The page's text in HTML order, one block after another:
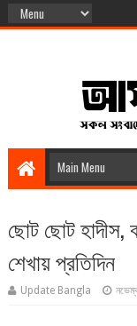
ছোট ছোট
শেখায় প্রতিদিন
Update Bangla